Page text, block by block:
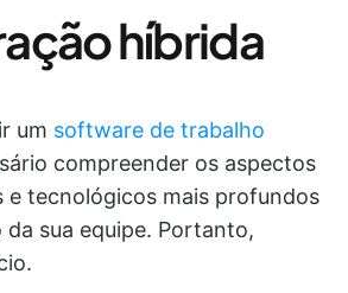
híbrida
um software de trabalho
compreender os aspectos
e tecnológicos mais profundos
da sua equipe. Portanto,